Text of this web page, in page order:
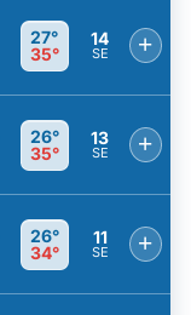
27°
35°
14
SE +
26°
35°
13
SE +
26°
34°
11
SE +